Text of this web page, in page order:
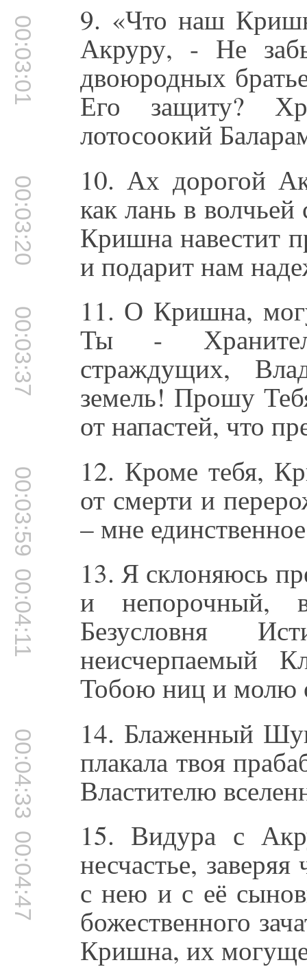
00:03:01 9. «Что наш
Акруру, - Не
двоюродных
Его защиту?
лотосоокий
00:03:20 10. Ах дорогой
как лань в
Кришна навестит
и подарит нам
00:03:37 11. О Кришна,
Ты -
страждущих,
земель! Прошу
от напастей, что
00:03:59 12. Кроме тебя,
от смерти и
– мне
00:04:11 13. Я склоняюсь
и непорочный,
Безусловня
неисчерпаемый
Тобою ниц и молю
00:04:33 14. Блаженный
плакала твоя
Властителю
00:04:47 15. Видура с
несчастье,
с нею и с её
божественного
Кришна, их